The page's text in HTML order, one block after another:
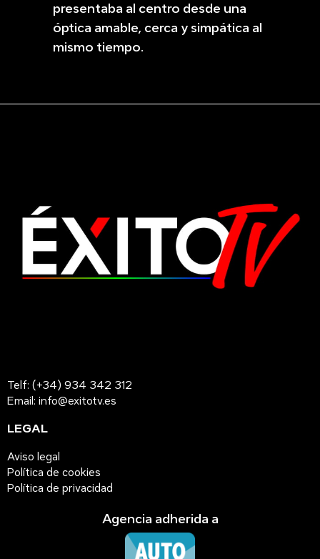
presentaba al centro desde una
óptica amable, cerca y simpática al
mismo tiempo.
Telf: (+34) 934 342 312
Email: info@exitotv.es
LEGAL
Aviso legal
Política de cookies
Política de privacidad
Agencia adherida a